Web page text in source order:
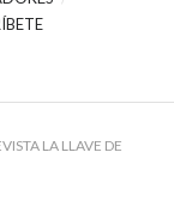
LA LLAVE DE